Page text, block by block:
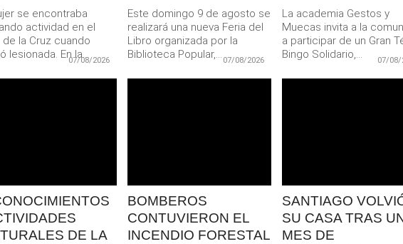
se encontraba
actividad en el
de la Cruz cuando
lesionada. En la...07/08/2026
Este domingo 9 de agosto se
realizará una nueva Feria del
Libro organizada por la
Biblioteca Popular,... 07/08/2026
La academia Gestos y
Muecas invita a la
a participar de un Gran
Bingo Solidario,...
07/08/
DE LA
BOMBEROS
CONTUVIERON EL
INCENDIO FORESTAL
SANTIAGO
SU CASA TRAS
MES DE